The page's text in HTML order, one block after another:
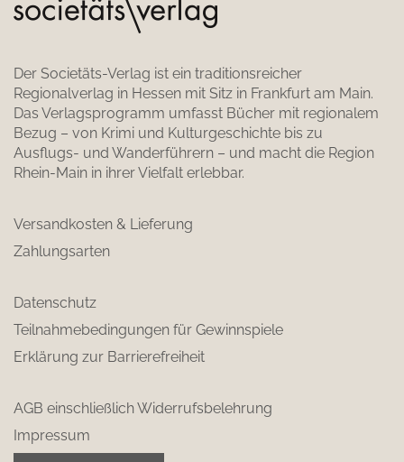
Der Societäts-Verlag ist ein traditionsreicher
Regionalverlag in Hessen mit Sitz in Frankfurt am Main.
Das Verlagsprogramm umfasst Bücher mit regionalem
Bezug – von Krimi und Kulturgeschichte bis zu
Ausflugs- und Wanderführern – und macht die Region
Rhein-Main in ihrer Vielfalt erlebbar.
Versandkosten & Lieferung
Zahlungsarten
Datenschutz
Teilnahmebedingungen für Gewinnspiele
Erklärung zur Barrierefreiheit
AGB einschließlich Widerrufsbelehrung
Impressum